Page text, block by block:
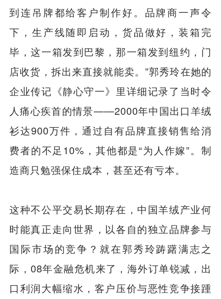
到连吊牌都给客户制作好。品牌商一声令
下，生产线随即启动，货品做好，装箱完
毕，这一箱发到巴黎，那一箱发到纽约，门
店收货，拆出来直接就能卖。”郭秀玲在她的
企业传记《静心守一》里详细记录了当时令
人痛心疾首的情景——2000年中国出口羊绒
衫达900万件，通过自有品牌直接销售给消
费者的不足10%，其他都是“为人作嫁”。制
造商只勉强保住成本，甚至还有亏本。
这种不公平交易长期存在，中国羊绒产业何
时能真正走向世界，以各自的独立品牌参与
国际市场的竞争？就在郭秀玲踌躇满志之
际，08年金融危机来了，海外订单锐减，出
口利润大幅缩水，客户压价与恶性竞争接踵